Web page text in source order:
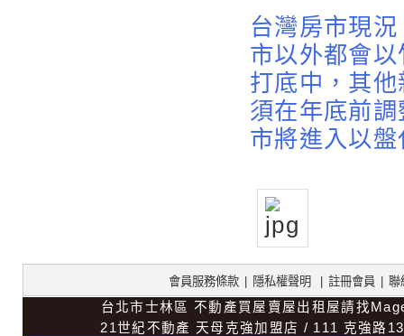
台灣房市現
市以外都會
打底中，其
須在年底前
市將進入以
會員服務條款 隱私權聲明 註冊會員 聯
台北市士林區 不動產買屋賣屋出租屋請找
21世紀不動產 天母克強加盟店 / 111 克強路